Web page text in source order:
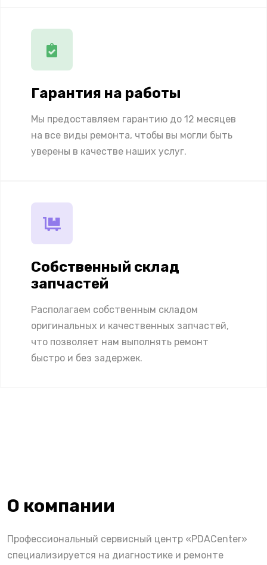
Гарантия на работы
Мы предоставляем гарантию до 12 месяцев
на все виды ремонта, чтобы вы могли быть
уверены в качестве наших услуг.
Собственный склад
запчастей
Располагаем собственным складом
оригинальных и качественных запчастей,
что позволяет нам выполнять ремонт
быстро и без задержек.
О компании
Профессиональный сервисный центр «PDACenter»
специализируется на диагностике и ремонте